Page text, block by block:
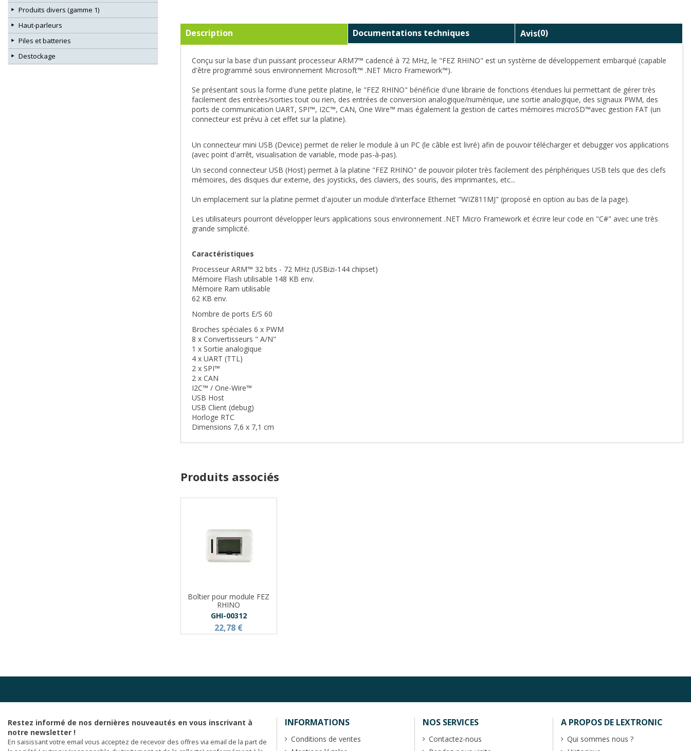
Description Documentations techniques Avis(0)
Conçu sur la base d'un puissant processeur ARM7™ cadencé à 72 MHz, le "FEZ RHINO" est un système de développement embarqué (capable
d'être programmé sous environnement Microsoft™ .NET Micro Framework™).
Se présentant sous la forme d'une petite platine, le "FEZ RHINO" bénéficie d'une librairie de fonctions étendues lui permettant de gérer très
facilement des entrèes/sorties tout ou rien, des entrées de conversion analogique/numérique, une sortie analogique, des signaux PWM, des
ports de communication UART, SPI™, I2C™, CAN, One Wire™ mais également la gestion de cartes mémoires microSD™avec gestion FAT (un
connecteur est prévu à cet effet sur la platine).
Un connecteur mini USB (Device) permet de relier le module à un PC (le câble est livré) afin de pouvoir télécharger et debugger vos applications
(avec point d'arrêt, visualisation de variable, mode pas-à-pas).
Un second connecteur USB (Host) permet à la platine "FEZ RHINO" de pouvoir piloter très facilement des périphériques USB tels que des clefs
mémoires, des disques dur externe, des joysticks, des claviers, des souris, des imprimantes, etc...
Un emplacement sur la platine permet d'ajouter un module d'interface Ethernet "WIZ811MJ" (proposé en option au bas de la page).
Les utilisateurs pourront développer leurs applications sous environnement .NET Micro Framework et écrire leur code en "C#" avec une très
grande simplicité.
Caractéristiques
Processeur ARM™ 32 bits - 72 MHz (USBizi-144 chipset)
Mémoire Flash utilisable 148 KB env.
Mémoire Ram utilisable
62 KB env.
Nombre de ports E/S 60
Broches spéciales 6 x PWM
8 x Convertisseurs " A/N"
1 x Sortie analogique
4 x UART (TTL)
2 x SPI™
2 x CAN
I2C™ / One-Wire™
USB Host
USB Client (debug)
Horloge RTC
Dimensions 7,6 x 7,1 cm
Produits associés
Boîtier pour module FEZ
RHINO
GHI-00312
22,78 €
Produits divers (gamme 1)
Haut-parleurs
Piles et batteries
Destockage
Restez informé de nos dernières nouveautés en vous inscrivant à
notre newsletter !
En saisissant votre email vous acceptez de recevoir des offres via email de la part de
INFORMATIONS
Conditions de ventes
NOS SERVICES
Contactez-nous
A PROPOS DE LEXTRONIC
Qui sommes nous ?